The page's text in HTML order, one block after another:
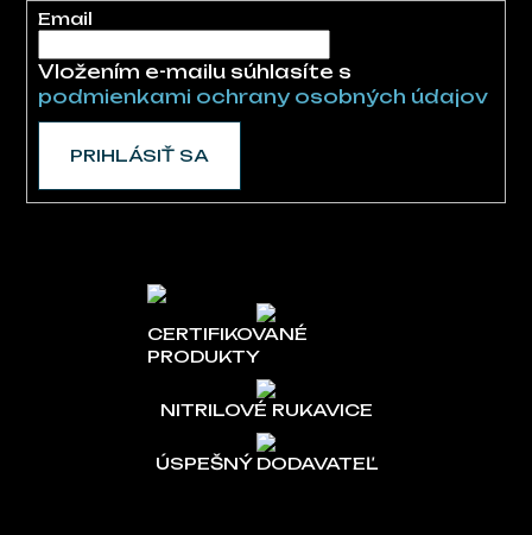
Email
Vložením e-mailu súhlasíte s
podmienkami ochrany osobných údajov
PRIHLÁSIŤ SA
CERTIFIKOVANÉ
PRODUKTY
NITRILOVÉ RUKAVICE
ÚSPEŠNÝ DODAVATEĽ